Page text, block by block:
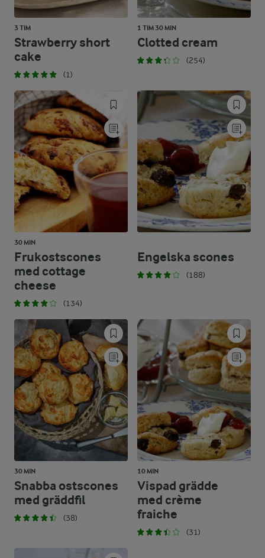
3 TIM
Strawberry short
cake
(1)
1 TIM 30 MIN
Clotted cream
(254)
30 MIN
Frukostscones
med cottage
cheese
(134)
Engelska scones
(188)
30 MIN
Snabba ostscones
med gräddfil
(38)
10 MIN
Vispad grädde
med crème
fraiche
(31)